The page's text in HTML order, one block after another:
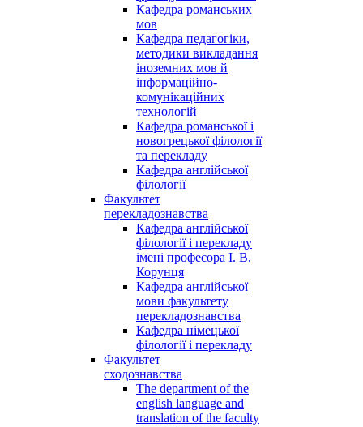
Кафедра романських
мов
Кафедра педагогіки,
методики викладання
іноземних мов й
інформаційно-
комунікаційних
технологій
Кафедра романської і
новогрецької філології
та перекладу
Кафедра англійської
філології
Факультет
перекладознавства
Кафедра англійської
філології і перекладу
імені професора І. В.
Корунця
Кафедра англійської
мови факультету
перекладознавства
Кафедра німецької
філології і перекладу
Факультет
сходознавства
The department of the
english language and
translation of the faculty